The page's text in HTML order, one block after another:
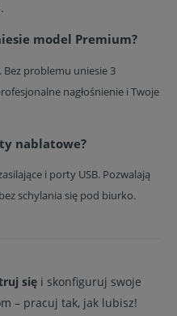
.
model Premium?
Bez problemu uniesie 3
nagłośnienie i Twoje
nablatowe?
i porty USB. Pozwalają
schylania się pod biurko.
sięi skonfiguruj swoje
– pracuj tak, jak lubisz!